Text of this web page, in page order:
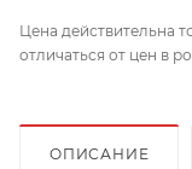
Цена действительна
отличаться от цен в
ОПИСАНИЕ